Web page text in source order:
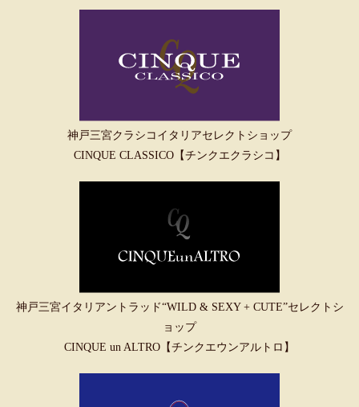
神戸三宮クラシコイタリアセレクトショップ
CINQUE CLASSICO【チンクエクラシコ】
神戸三宮イタリアントラッド“WILD & SEXY + CUTE”セレクトシ
ョップ
CINQUE un ALTRO【チンクエウンアルトロ】